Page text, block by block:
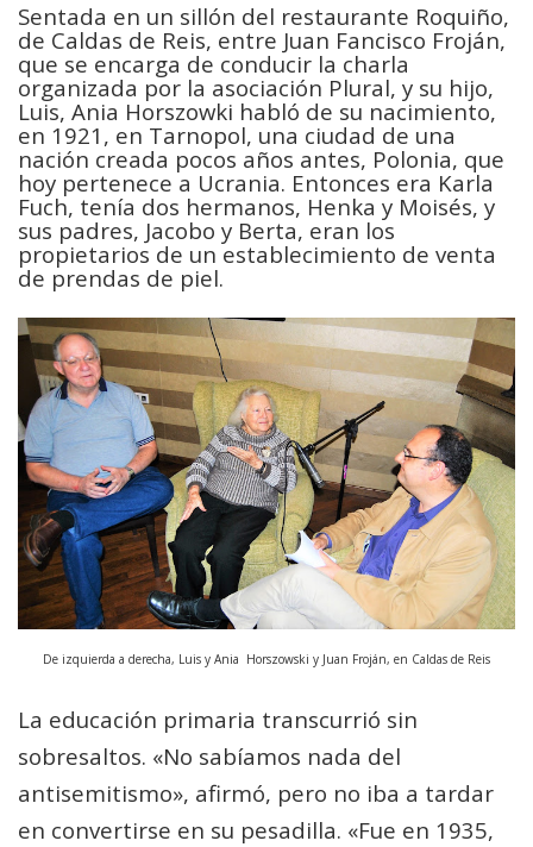
Sentada en un sillón del restaurante Roquiño,
de Caldas de Reis, entre Juan Fancisco Froján,
que se encarga de conducir la charla
organizada por la asociación Plural, y su hijo,
Luis, Ania Horszowki habló de su nacimiento,
en 1921, en Tarnopol, una ciudad de una
nación creada pocos años antes, Polonia, que
hoy pertenece a Ucrania. Entonces era Karla
Fuch, tenía dos hermanos, Henka y Moisés, y
sus padres, Jacobo y Berta, eran los
propietarios de un establecimiento de venta
de prendas de piel.
De izquierda a derecha, Luis y Ania Horszowski y Juan Froján, en Caldas de Reis
La educación primaria transcurrió sin
sobresaltos. «No sabíamos nada del
antisemitismo», afirmó, pero no iba a tardar
en convertirse en su pesadilla. «Fue en 1935,